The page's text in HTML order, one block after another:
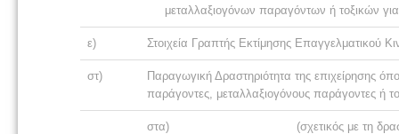
μεταλλαξιογόνων παραγόντων ή τοξικών
ε) Στοιχεία Γραπτής Εκτίμησης Επαγγελματικού
στ)
Παραγωγική Δραστηριότητα της επιχείρησης
παράγοντες, μεταλλαξιογόνους παράγοντες ή
στα) (σχετικός με τη